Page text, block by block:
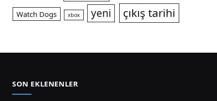
Watch Dogs xbox yeni çıkış tarihi
SON EKLENENLER